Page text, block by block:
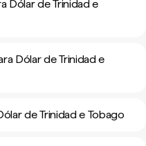
Dólar de Trinidad e
Dólar de Trinidad e
de Trinidad e Tobago